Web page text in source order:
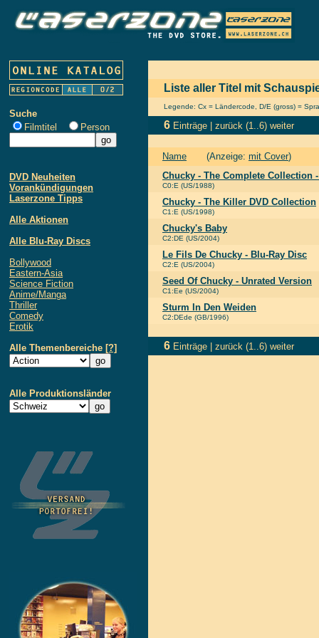
Suche
Filmtitel
Person
DVD Neuheiten
Vorankündigungen
Laserzone Tipps
Alle Aktionen
Alle Blu-Ray Discs
Bollywood
Eastern-Asia
Science Fiction
Anime/Manga
Thriller
Comedy
Erotik
Alle Themenbereiche [?]
Alle Produktionsländer
Liste aller Titel mit
Legende: Cx = Ländercode, D/E (gross) =
6 Einträge | zurück (1..6) weiter
Name (Anzeige: mit Cover)
Chucky - The Complete Collection
C0:E (US/1988)
Chucky - The Killer DVD Collection
C1:E (US/1998)
Chucky's Baby
C2:DE (US/2004)
Le Fils De Chucky - Blu-Ray Disc
C2:E (US/2004)
Seed Of Chucky - Unrated Version
C1:Ee (US/2004)
Sturm In Den Weiden
C2:DEde (GB/1996)
6 Einträge | zurück (1..6) weiter